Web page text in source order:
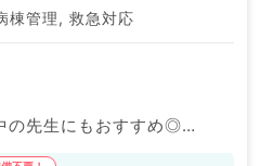
棟管理, 救急対応
の先生にもおすすめ◎
プ病院でのご勤務です。